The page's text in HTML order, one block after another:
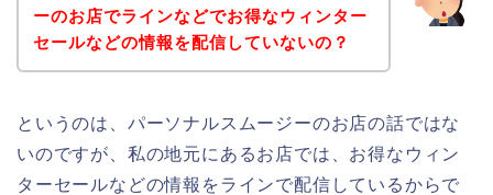
ーのお店でラインなどでお得なウィンター
セールなどの情報を配信していないの？
というのは、パーソナルスムージーのお店の話ではな
いのですが、私の地元にあるお店では、お得なウィン
ターセールなどの情報をラインで配信しているからで